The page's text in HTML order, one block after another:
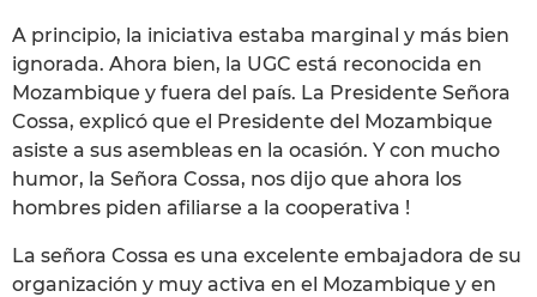
A principio, la iniciativa estaba marginal y más bien
ignorada. Ahora bien, la UGC está reconocida en
Mozambique y fuera del país. La Presidente Señora
Cossa, explicó que el Presidente del Mozambique
asiste a sus asembleas en la ocasión. Y con mucho
humor, la Señora Cossa, nos dijo que ahora los
hombres piden afiliarse a la cooperativa !
La señora Cossa es una excelente embajadora de su
organización y muy activa en el Mozambique y en